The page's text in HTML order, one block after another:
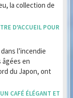
la collection de
D’ACCUEIL POUR
l’incendie
âgées en
du Japon, ont
CAFÉ ÉLÉGANT ET